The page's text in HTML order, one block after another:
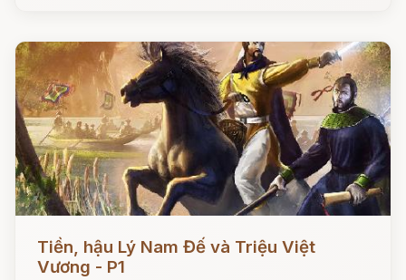
Đọc ngay
Tiền, hậu Lý Nam Đế và Triệu Việt
Vương - P1